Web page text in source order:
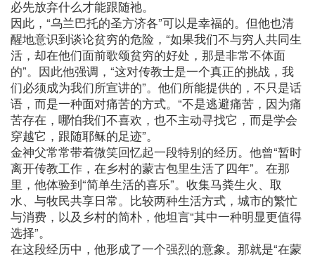
必先放弃什么才能跟随祂。
因此，“乌兰巴托的圣方济各”可以是幸福的。但他也清
醒地意识到谈论贫穷的危险，“如果我们不与穷人共同生
活，却在他们面前歌颂贫穷的好处，那是非常不体面
的”。因此他强调，“这对传教士是一个真正的挑战，我
们必须成为我们所宣讲的”。他们所能提供的，不只是话
语，而是一种面对痛苦的方式。“不是逃避痛苦，因为痛
苦存在，哪怕我们不喜欢，也不主动寻找它，而是学会
穿越它，跟随耶稣的足迹”。
金神父常常带着微笑回忆起一段特别的经历。他曾“暂时
离开传教工作，在乡村的蒙古包里生活了四年”。在那
里，他体验到“简单生活的喜乐”。收集马粪生火、取
水、与牧民共享日常。比较两种生活方式，城市的繁忙
与消费，以及乡村的简朴，他坦言“其中一种明显更值得
选择”。
在这段经历中，他形成了一个强烈的意象。那就是“在蒙